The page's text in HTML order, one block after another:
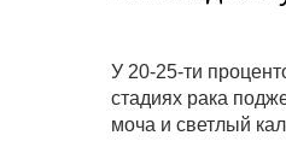
У 20-25-ти
стадиях рака
моча и светлый